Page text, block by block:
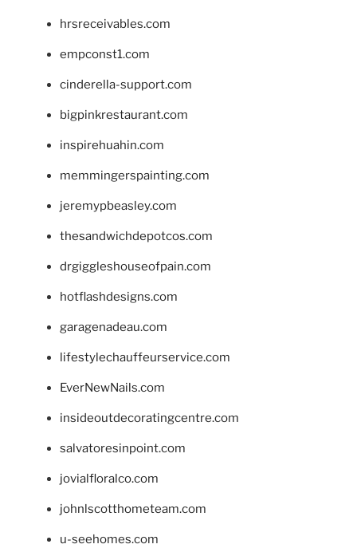
hrsreceivables.com
empconst1.com
cinderella-support.com
bigpinkrestaurant.com
inspirehuahin.com
memmingerspainting.com
jeremypbeasley.com
thesandwichdepotcos.com
drgiggleshouseofpain.com
hotflashdesigns.com
garagenadeau.com
lifestylechauffeurservice.com
EverNewNails.com
insideoutdecoratingcentre.com
salvatoresinpoint.com
jovialfloralco.com
johnlscotthometeam.com
u-seehomes.com